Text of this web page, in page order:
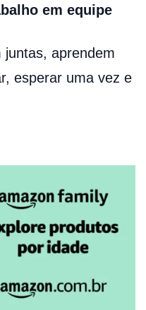
em equipe
juntas, aprendem
esperar uma vez e